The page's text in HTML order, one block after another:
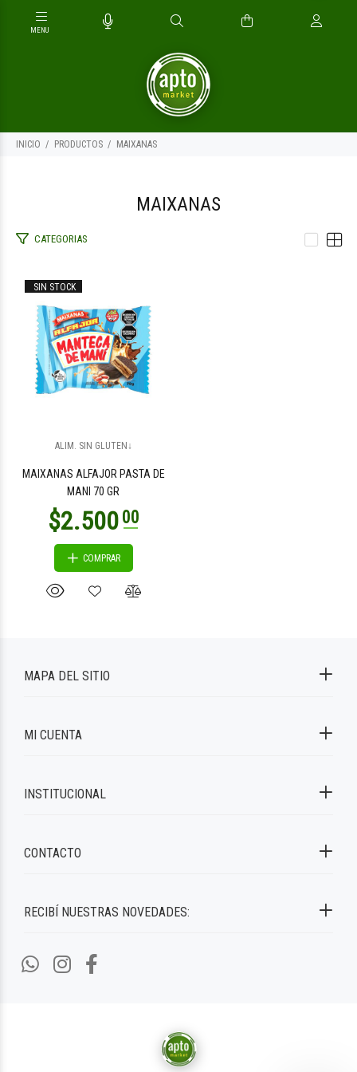
INICIO PRODUCTOS MAIXANAS
MAIXANAS
CATEGORIAS
SIN STOCK
ALIM. SIN GLUTEN↓
MAIXANAS ALFAJOR PASTA DE
MANI 70 GR
COMPRAR
RECIBÍ NUESTRAS NOVEDADES:
MAPA DEL SITIO
MI CUENTA
INSTITUCIONAL
CONTACTO